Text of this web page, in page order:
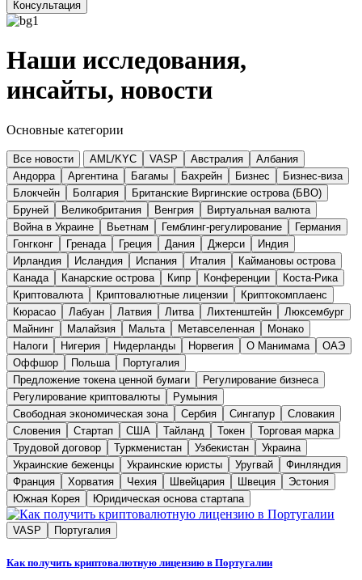
Консультация
Наши исследования,
инсайты, новости
Основные категории
Все новости AML/KYC VASP Австралия
Албания
Андорра
Аргентина Багамы Бахрейн Бизнес
Бизнес-виза
Блокчейн
Болгария
Британские Виргинские острова (БВО)
Бруней
Великобритания Венгрия
Виртуальная валюта
Война в Украине
Вьетнам Гемблинг-регулирование
Германия
Гонгконг
Гренада Греция Дания Джерси
Индия
Ирландия
Исландия Испания Италия
Каймановы острова
Канада
Канарские острова Кипр Конференции
Коста-Рика
Криптовалюта
Криптовалютные лицензии
Криптокомплаенс
Кюрасао
Лабуан Латвия Литва Лихтенштейн
Люксембург
Майнинг
Малайзия Мальта Метавселенная
Монако
Налоги
Нигерия Нидерланды Норвегия О Манимама
ОАЭ
Оффшор
Польша
Португалия
Предложение токена ценной бумаги
Регулирование бизнеса
Регулирование криптовалюты
Румыния
Свободная экономическая зона
Сербия Сингапур
Словакия
Словения
Стартап США Тайланд Токен
Торговая марка
Трудовой договор
Туркменистан Узбекистан
Украина
Украинские беженцы
Украинские юристы Уругвай
Финляндия
Франция
Хорватия Чехия Швейцария Швеция
Эстония
Южная Корея
Юридическая основа стартапа
VASP Португалия
Как получить криптовалютную лицензию в Португалии